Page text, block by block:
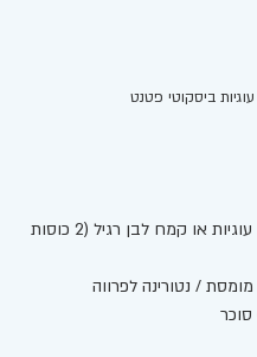
עוגיות ביסקוטי פטנט
300 גרם קמח עוגיות או קמח לבן רגיל (2 כוסות